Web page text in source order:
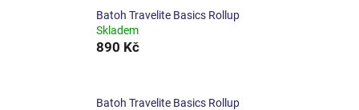
Batoh Travelite Basics Rollup
Skladem
890 Kč
Batoh Travelite Basics Rollup